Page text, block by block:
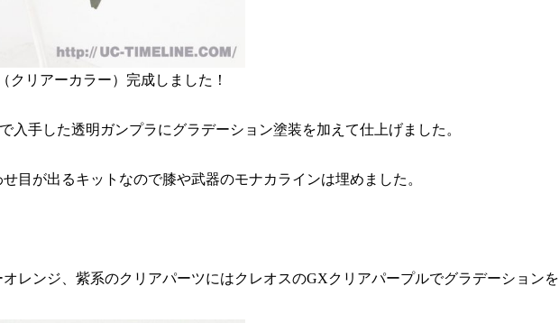
リアーカラー）完成しました！
入手した透明ガンプラにグラデーション塗装を加えて仕上げました。
目が出るキットなので膝や武器のモナカラインは埋めました。
レンジ、紫系のクリアパーツにはクレオスのGXクリアパープルでグラデーションを